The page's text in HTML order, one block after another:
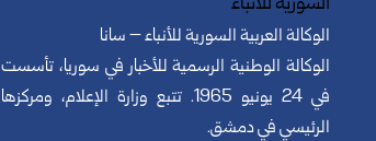
الوكالة العربية السورية للأنباء – سانا
الوكالة الوطنية الرسمية للأخبار في سوريا، تأسست
في 24 يونيو 1965. تتبع وزارة الإعلام، ومركزها
الرئيسي في دمشق.